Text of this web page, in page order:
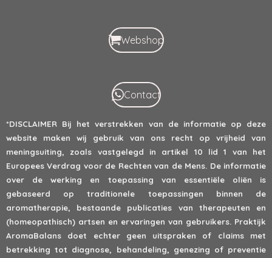
Webshop
Contact
*DISCLAIMER Bij het verstrekken van de informatie op deze
website maken wij gebruik van ons recht op vrijheid van
meningsuiting, zoals vastgelegd in artikel 10 lid 1 van het
Europees Verdrag voor de Rechten van de Mens. De informatie
over de werking en toepassing van essentiële oliën is
gebaseerd op traditionele toepassingen binnen de
aromatherapie, bestaande publicaties van therapeuten en
(homeopathisch) artsen en ervaringen van gebruikers. Praktijk
AromaBalans doet echter geen uitspraken of claims met
betrekking tot diagnose, behandeling, genezing of preventie